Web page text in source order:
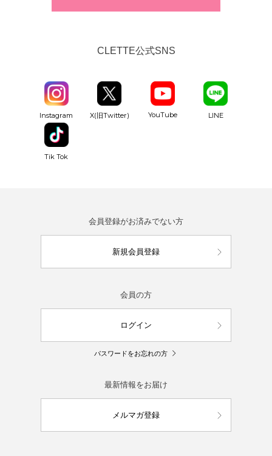
CLETTE公式SNS
Instagram X(旧Twitter) YouTube LINE
Tik Tok
会員登録がお済みでない方
新規会員登録
会員の方
ログイン
パスワードをお忘れの方
最新情報をお届け
メルマガ登録